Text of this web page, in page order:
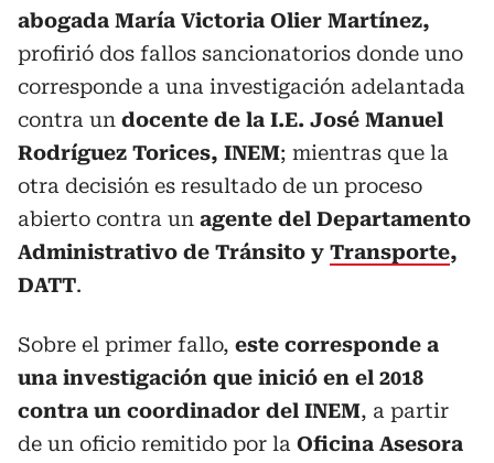
abogada María Victoria Olier Martínez,
profirió dos fallos sancionatorios donde uno
corresponde a una investigación adelantada
contra un docente de la I.E. José Manuel
Rodríguez Torices, INEM; mientras que la
otra decisión es resultado de un proceso
abierto contra un agente del Departamento
Administrativo de Tránsito y Transporte,
DATT.
Sobre el primer fallo, este corresponde a
una investigación que inició en el 2018
contra un coordinador del INEM, a partir
de un oficio remitido por la Oficina Asesora